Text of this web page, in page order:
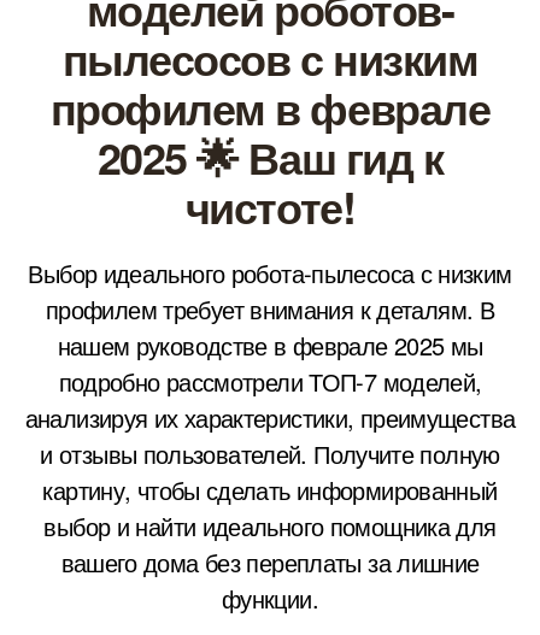
пылесосов с низким
профилем в феврале
2025 🌟 Ваш гид к
чистоте!
Выбор идеального робота-пылесоса с низким
профилем требует внимания к деталям. В
нашем руководстве в феврале 2025 мы
подробно рассмотрели ТОП-7 моделей,
анализируя их характеристики, преимущества
и отзывы пользователей. Получите полную
картину, чтобы сделать информированный
выбор и найти идеального помощника для
вашего дома без переплаты за лишние
функции.